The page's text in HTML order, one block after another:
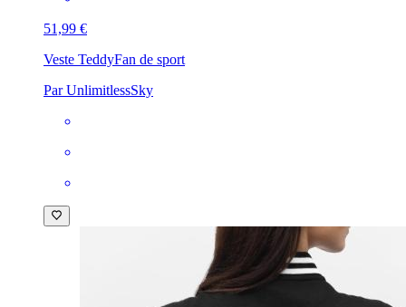
51,99 €
Veste TeddyFan de sport
Par UnlimitlessSky